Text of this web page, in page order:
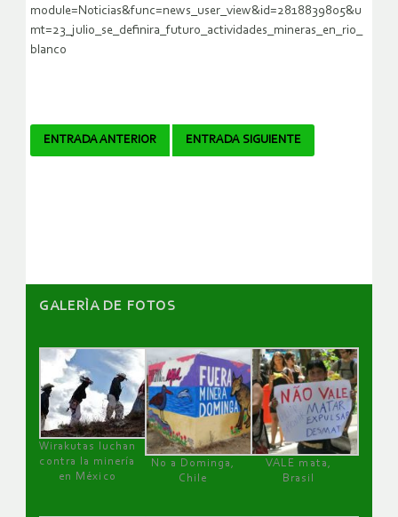
module=Noticias&func=news_user_view&id=2818839805&u
mt=23_julio_se_definira_futuro_actividades_mineras_en_rio_
blanco
Navegador
ENTRADA ANTERIOR ENTRADA SIGUIENTE
GALERÌA DE FOTOS
Wirakutas luchan
contra la minería
en México
No a Dominga,
Chile
VALE mata,
Brasil